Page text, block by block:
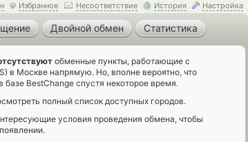
Избранное Несоответствие История Настройка
Двойной обмен Статистика
обменные пункты, работающие с
в Москве напрямую. Но, вполне вероятно, что
BestChange спустя некоторое время.
полный список доступных городов.
условия проведения обмена, чтобы